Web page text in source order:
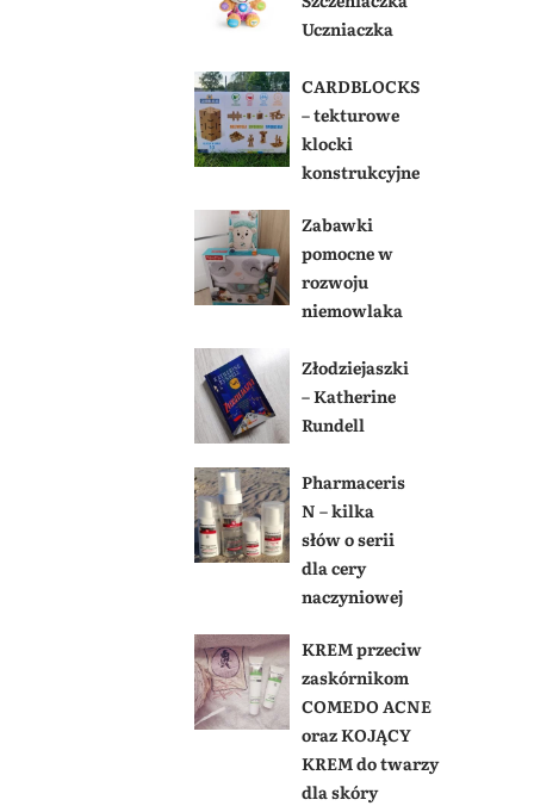
Uczniaczka
CARDBLOCKS
– tekturowe
klocki
konstrukcyjne
Zabawki
pomocne w
rozwoju
niemowlaka
Złodziejaszki
– Katherine
Rundell
Pharmaceris
N – kilka
słów o serii
dla cery
naczyniowej
KREM przeciw
zaskórnikom
COMEDO ACNE
oraz KOJĄCY
KREM do twarzy
dla skóry